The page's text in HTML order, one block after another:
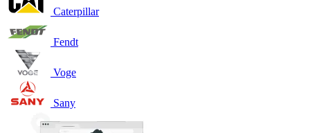
Caterpillar
Fendt
Voge
Sany